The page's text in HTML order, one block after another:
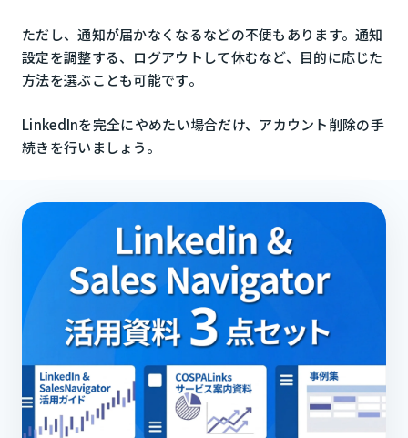
ただし、通知が届かなくなるなどの不便もあります。通知
設定を調整する、ログアウトして休むなど、目的に応じた
方法を選ぶことも可能です。
LinkedInを完全にやめたい場合だけ、アカウント削除の手
続きを行いましょう。